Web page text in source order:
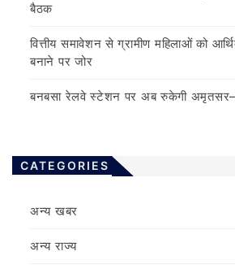
बैठक
वित्तीय समावेशन से ग्रामीण महिलाओं को
बनाने पर जोर
बनबसा रेलवे स्टेशन पर अब रुकेगी
CATEGORIES
अन्य खबर
अन्य राज्य